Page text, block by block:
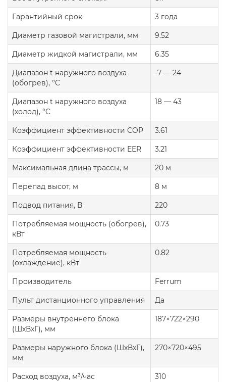
Гарантийный срок 3 года
Диаметр газовой магистрали, мм 9.52
Диаметр жидкой магистрали, мм 6.35
Диапазон t наружного воздуха
(обогрев), °C
-7 — 24
Диапазон t наружного воздуха
(холод), °C
18 — 43
Коэффициент эффективности COP 3.61
Коэффициент эффективности EER 3.21
Максимальная длина трассы, м 20 м
Перепад высот, м 8 м
Подвод питания, В 220
Потребляемая мощность (обогрев),
кВт
0.73
Потребляемая мощность
(охлаждение), кВт
0.82
Производитель Ferrum
Пульт дистанционного управления Да
Размеры внутреннего блока
(ШxВxГ), мм
187×722×290
Размеры наружного блока (ШxВxГ),
мм
270×720×495
Расход воздуха, м³/час 310